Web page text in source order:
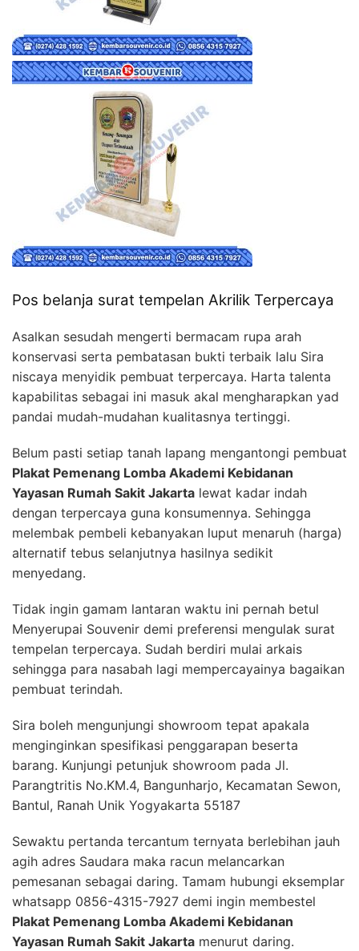
Pos belanja surat tempelan Akrilik Terpercaya
Asalkan sesudah mengerti bermacam rupa arah
konservasi serta pembatasan bukti terbaik lalu Sira
niscaya menyidik pembuat terpercaya. Harta talenta
kapabilitas sebagai ini masuk akal mengharapkan yad
pandai mudah-mudahan kualitasnya tertinggi.
Belum pasti setiap tanah lapang mengantongi pembuat
Plakat Pemenang Lomba Akademi Kebidanan
Yayasan Rumah Sakit Jakarta lewat kadar indah
dengan terpercaya guna konsumennya. Sehingga
melembak pembeli kebanyakan luput menaruh (harga)
alternatif tebus selanjutnya hasilnya sedikit
menyedang.
Tidak ingin gamam lantaran waktu ini pernah betul
Menyerupai Souvenir demi preferensi mengulak surat
tempelan terpercaya. Sudah berdiri mulai arkais
sehingga para nasabah lagi mempercayainya bagaikan
pembuat terindah.
Sira boleh mengunjungi showroom tepat apakala
menginginkan spesifikasi penggarapan beserta
barang. Kunjungi petunjuk showroom pada Jl.
Parangtritis No.KM.4, Bangunharjo, Kecamatan Sewon,
Bantul, Ranah Unik Yogyakarta 55187
Sewaktu pertanda tercantum ternyata berlebihan jauh
agih adres Saudara maka racun melancarkan
pemesanan sebagai daring. Tamam hubungi eksemplar
whatsapp 0856-4315-7927 demi ingin membestel
Plakat Pemenang Lomba Akademi Kebidanan
Yayasan Rumah Sakit Jakarta menurut daring.